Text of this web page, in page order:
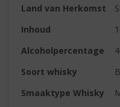
Land van Herkomst
Inhoud
Alcoholpercentage
Soort whisky
Smaaktype Whisky